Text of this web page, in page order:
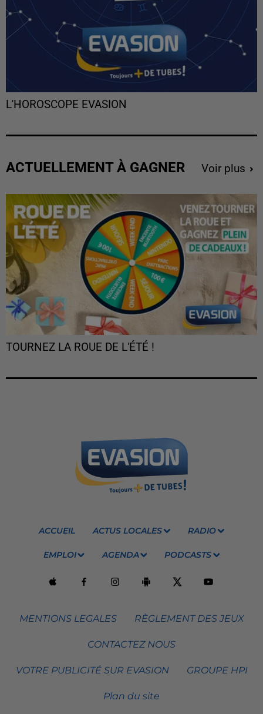
L'HOROSCOPE EVASION
ACTUELLEMENT À GAGNER Voir plus
TOURNEZ LA ROUE DE L'ÉTÉ !
ACCUEIL ACTUS LOCALES RADIO
EMPLOI AGENDA PODCASTS
MENTIONS LEGALES RÈGLEMENT DES JEUX
CONTACTEZ NOUS
VOTRE PUBLICITÉ SUR EVASION GROUPE HPI
Plan du site